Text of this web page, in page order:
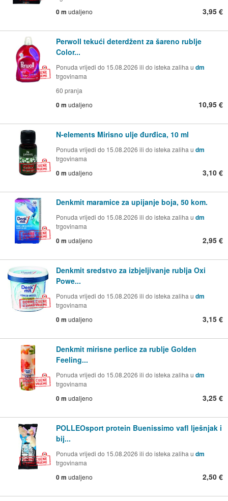
0 m udaljeno 3,95 €
Perwoll tekući deterdžent za šareno rublje
Color...
Ponuda vrijedi do 15.08.2026 ili do isteka zaliha u dm
trgovinama
60 pranja
0 m udaljeno 10,95 €
N-elements Mirisno ulje đurđica, 10 ml
Ponuda vrijedi do 15.08.2026 ili do isteka zaliha u dm
trgovinama
0 m udaljeno 3,10 €
Denkmit maramice za upijanje boja, 50 kom.
Ponuda vrijedi do 15.08.2026 ili do isteka zaliha u dm
trgovinama
0 m udaljeno 2,95 €
Denkmit sredstvo za izbjeljivanje rublja Oxi
Powe...
Ponuda vrijedi do 15.08.2026 ili do isteka zaliha u dm
trgovinama
0 m udaljeno 3,15 €
Denkmit mirisne perlice za rublje Golden
Feeling...
Ponuda vrijedi do 15.08.2026 ili do isteka zaliha u dm
trgovinama
0 m udaljeno 3,25 €
POLLEOsport protein Buenissimo vafl lješnjak i
bij...
Ponuda vrijedi do 15.08.2026 ili do isteka zaliha u dm
trgovinama
0 m udaljeno 2,50 €